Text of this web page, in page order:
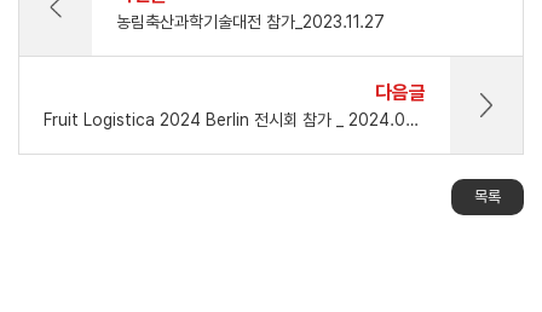
농림축산과학기술대전 참가_2023.11.27
다음글
Fruit Logistica 2024 Berlin 전시회 참가 _ 2024.02.07 - 02.09
목록